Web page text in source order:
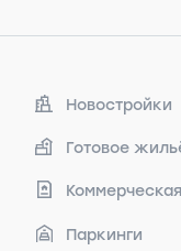
Новостройки
Готовое
Паркинги